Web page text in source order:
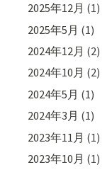
2025年12月 (1)
2025年5月 (1)
2024年12月 (2)
2024年10月 (2)
2024年5月 (1)
2024年3月 (1)
2023年11月 (1)
2023年10月 (1)